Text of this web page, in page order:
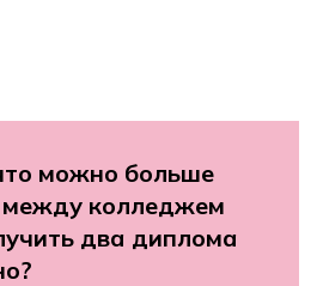
можно больше
между колледжем
два диплома